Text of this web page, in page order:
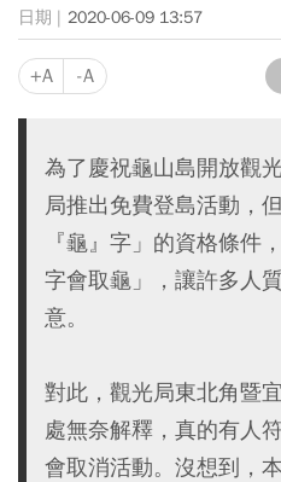
2020-06-09 13:57
+A -A
為了慶祝龜山島開放觀
局推出免費登島活動，
『龜』字」的資格條件
字會取龜」，讓許多人
意。
對此，觀光局東北角暨
處無奈解釋，真的有人
會取消活動。沒想到，